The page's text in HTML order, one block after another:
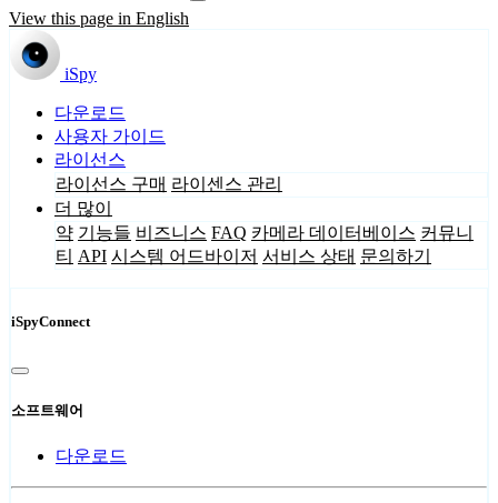
View this page in English
iSpy
다운로드
사용자 가이드
라이선스
라이선스 구매 라이센스 관리
더 많이
약 기능들 비즈니스 FAQ 카메라 데이터베이스 커뮤니
티 API 시스템 어드바이저 서비스 상태 문의하기
iSpyConnect
소프트웨어
다운로드